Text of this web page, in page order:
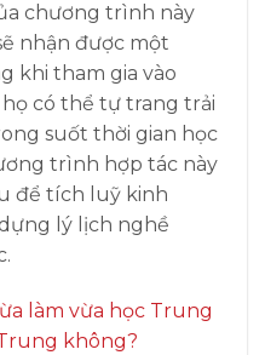
chương trình này
nhận được một
khi tham gia vào
có thể tự trang trải
suốt thời gian học
trình hợp tác này
để tích luỹ kinh
lý lịch nghề
làm vừa học Trung
không?